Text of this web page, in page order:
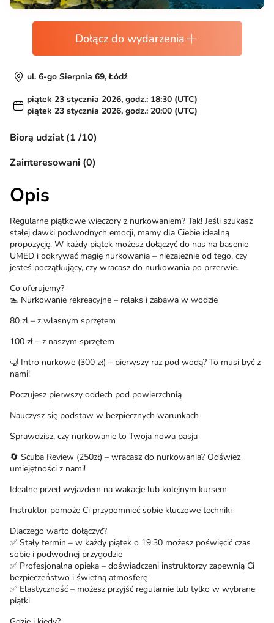
Dołącz do wydarzenia
ul. 6-go Sierpnia 69, Łódź
piątek 23 stycznia 2026, godz.: 18:30 (UTC)
piątek 23 stycznia 2026, godz.: 20:00 (UTC)
Biorą udział (1 /10)
Zainteresowani (0)
Opis
Regularne piątkowe wieczory z nurkowaniem? Tak! Jeśli szukasz
stałej dawki podwodnych emocji, mamy dla Ciebie idealną
propozycję. W każdy piątek możesz dołączyć do nas na basenie
UMED i odkrywać magię nurkowania – niezależnie od tego, czy
jesteś początkujący, czy wracasz do nurkowania po przerwie.
Co oferujemy?
🏊 Nurkowanie rekreacyjne – relaks i zabawa w wodzie
80 zł – z własnym sprzętem
100 zł – z naszym sprzętem
🤿 Intro nurkowe (300 zł) – pierwszy raz pod wodą? To musi być z
nami!
Poczujesz pierwszy oddech pod powierzchnią
Nauczysz się podstaw w bezpiecznych warunkach
Sprawdzisz, czy nurkowanie to Twoja nowa pasja
🔄 Scuba Review (250zł) – wracasz do nurkowania? Odśwież
umiejętności z nami!
Idealne przed wyjazdem na wakacje lub kolejnym kursem
Instruktor pomoże Ci przypomnieć sobie kluczowe techniki
Dlaczego warto dołączyć?
✅ Stały termin – w każdy piątek o 19:30 możesz poświęcić czas
sobie i podwodnej przygodzie
✅ Profesjonalna opieka – doświadczeni instruktorzy zapewnią Ci
bezpieczeństwo i świetną atmosferę
✅ Elastyczność – możesz przyjść regularnie lub tylko w wybrane
piątki